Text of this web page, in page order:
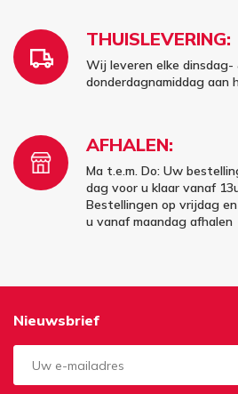
THUISLEVERING:
Wij leveren elke dinsdag-
donderdagnamiddag aan
AFHALEN:
Ma t.e.m. Do: Uw
dag voor u klaar vanaf
Bestellingen op vrijdag
u vanaf maandag afhalen
Nieuwsbrief